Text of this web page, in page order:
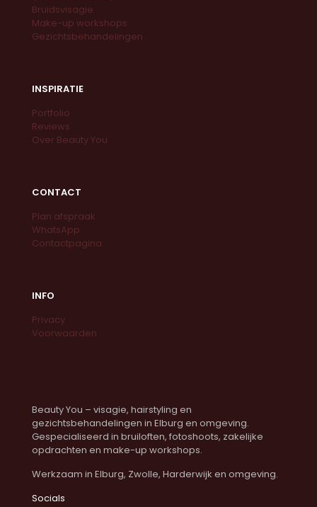
Bruidsvisagie
Make-up workshops
Gezichtsbehandelingen
INSPIRATIE
Portfolio
Reviews
Over Beauty You
CONTACT
Plan afspraak
WhatsApp
Contactpagina
INFO
Privacy
Voorwaarden
Beauty You – visagie, hairstyling en
gezichtsbehandelingen in Elburg en omgeving.
Gespecialiseerd in bruiloften, fotoshoots, zakelijke
opdrachten en make-up workshops.
Werkzaam in Elburg, Zwolle, Harderwijk en omgeving.
Socials